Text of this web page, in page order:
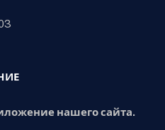
нашего сайта.